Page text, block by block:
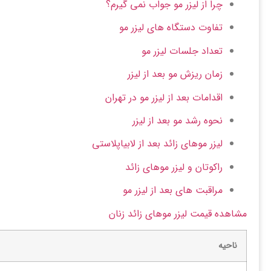
چرا از لیزر مو جواب نمی گیرم؟
تفاوت دستگاه های لیزر مو
تعداد جلسات لیزر مو
زمان ریزش مو بعد از لیزر
اقدامات بعد از لیزر مو در تهران
نحوه رشد مو بعد از لیزر
لیزر موهای زائد بعد از لابیاپلاستی
راکوتان و لیزر موهای زائد
مراقبت های بعد از لیزر مو
مشاهده قیمت لیزر موهای زائد زنان
ناحیه